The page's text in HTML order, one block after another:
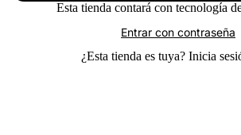
Esta tienda contará con tecnología
Entrar con contraseña
¿Esta tienda es tuya? Inicia